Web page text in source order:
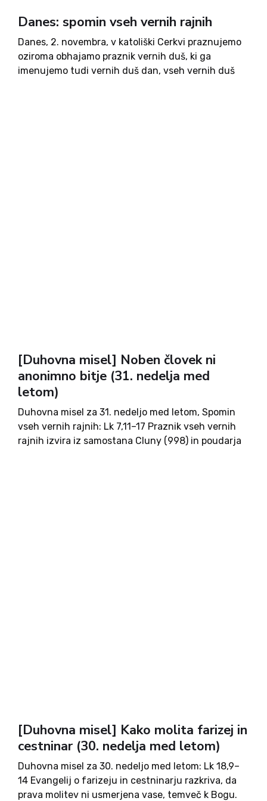
Danes: spomin vseh vernih rajnih
Danes, 2. novembra, v katoliški Cerkvi praznujemo
oziroma obhajamo praznik vernih duš, ki ga
imenujemo tudi vernih duš dan, vseh vernih duš
[Duhovna misel] Noben človek ni
anonimno bitje (31. nedelja med
letom)
Duhovna misel za 31. nedeljo med letom, Spomin
vseh vernih rajnih: Lk 7,11–17 Praznik vseh vernih
rajnih izvira iz samostana Cluny (998) in poudarja
[Duhovna misel] Kako molita farizej in
cestninar (30. nedelja med letom)
Duhovna misel za 30. nedeljo med letom: Lk 18,9–
14 Evangelij o farizeju in cestninarju razkriva, da
prava molitev ni usmerjena vase, temveč k Bogu.